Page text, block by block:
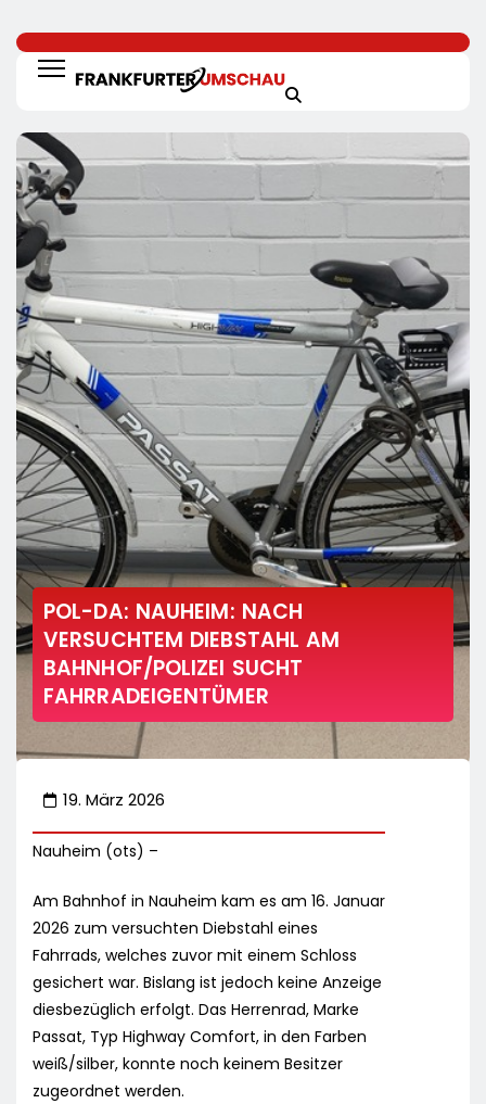
POL-DA: NAUHEIM: NACH
VERSUCHTEM DIEBSTAHL AM
BAHNHOF/POLIZEI SUCHT
FAHRRADEIGENTÜMER
19. März 2026
Nauheim (ots) –
Am Bahnhof in Nauheim kam es am 16. Januar
2026 zum versuchten Diebstahl eines
Fahrrads, welches zuvor mit einem Schloss
gesichert war. Bislang ist jedoch keine Anzeige
diesbezüglich erfolgt. Das Herrenrad, Marke
Passat, Typ Highway Comfort, in den Farben
weiß/silber, konnte noch keinem Besitzer
zugeordnet werden.